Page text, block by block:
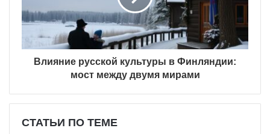
Влияние русской культуры в Финляндии:
мост между двумя мирами
СТАТЬИ ПО ТЕМЕ